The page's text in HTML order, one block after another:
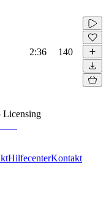
2:36 140
Licensing
HilfecenterKontakt